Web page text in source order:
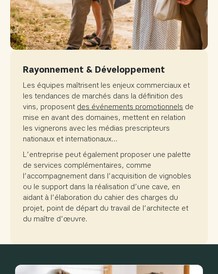
Rayonnement & Développement
Les équipes maîtrisent les enjeux commerciaux et
les tendances de marchés dans la définition des
vins, proposent des événements promotionnels de
mise en avant des domaines, mettent en relation
les vignerons avec les médias prescripteurs
nationaux et internationaux…
L’entreprise peut également proposer une palette
de services complémentaires, comme
l’accompagnement dans l’acquisition de vignobles
ou le support dans la réalisation d’une cave, en
aidant à l’élaboration du cahier des charges du
projet, point de départ du travail de l’architecte et
du maître d’œuvre.